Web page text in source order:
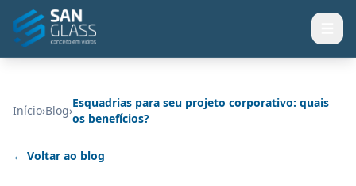
Início›Blog›
Esquadrias para seu projeto corporativo: quais
os benefícios?
← Voltar ao blog